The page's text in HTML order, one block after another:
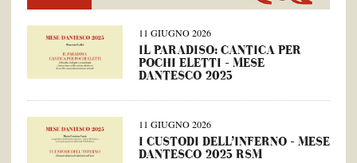
11 GIUGNO 2026
IL PARADISO: CANTICA PER
POCHI ELETTI – MESE
DANTESCO 2025
11 GIUGNO 2026
I CUSTODI DELL’INFERNO – MESE
DANTESCO 2025 RSM